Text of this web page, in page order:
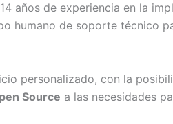
años de experiencia en la
humano de soporte técnico
personalizado, con la
Source a las necesidades